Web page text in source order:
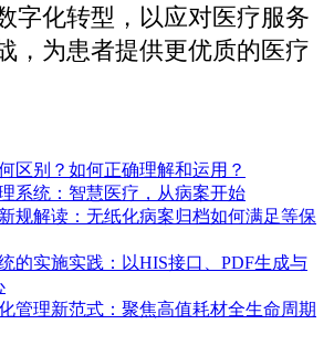
字化转型，以应对医疗服务
，为患者提供更优质的医疗
区别？如何正确理解和运用？
系统：智慧医疗，从病案开始
规解读：无纸化病案归档如何满足等保
的实施实践：以HIS接口、PDF生成与
管理新范式：聚焦高值耗材全生命周期